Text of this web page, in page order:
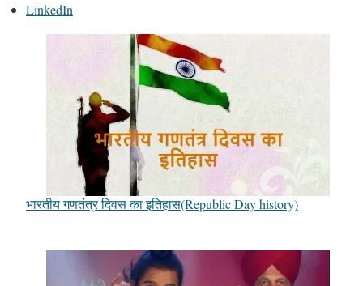
LinkedIn
भारतीय गणतंत्र दिवस का इतिहास(Republic Day history)